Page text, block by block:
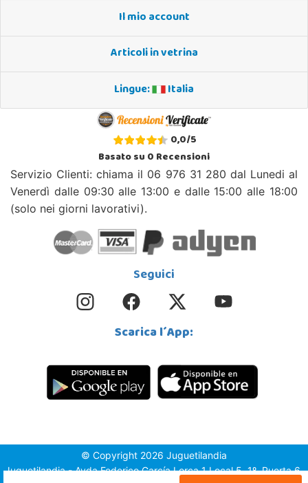
Il mio account
Articoli in vetrina
Lingue:
Italia
0,0/5
Basato su0Recensioni
Servizio Clienti: chiama il 06 976 31 280 dal Lunedi al
Venerdì dalle 09:30 alle 13:00 e dalle 15:00 alle 18:00
(solo nei giorni lavorativi).
Seguici
Scarica l´App:
© Copyright 2026 Juguetilandia
Juguetilandia - Avda.Federico García Lorca 1 Local 5, 1º, Puerta 6,